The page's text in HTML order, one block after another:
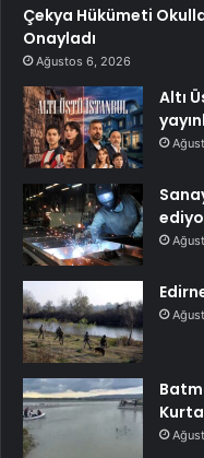
Çekya Hükümeti
Onayladı
Ağustos 6, 2026
Altı